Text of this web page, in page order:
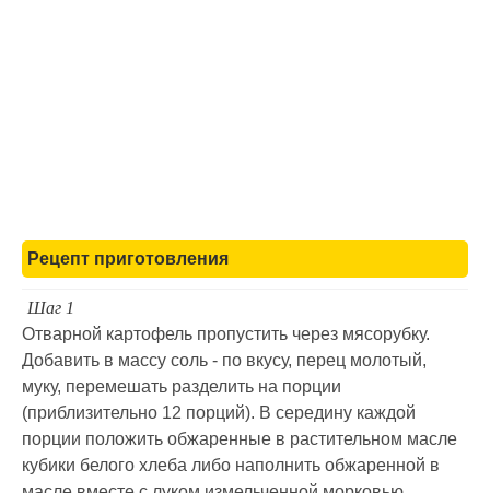
Рецепт приготовления
Шаг 1
Отварной картофель пропустить через мясорубку.
Добавить в массу соль - по вкусу, перец молотый,
муку, перемешать разделить на порции
(приблизительно 12 порций). В середину каждой
порции положить обжаренные в растительном масле
кубики белого хлеба либо наполнить обжаренной в